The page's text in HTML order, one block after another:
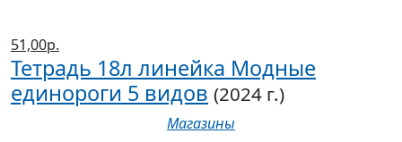
51,00р.
Тетрадь 18л линейка Модные
единороги 5 видов (2024 г.)
Магазины